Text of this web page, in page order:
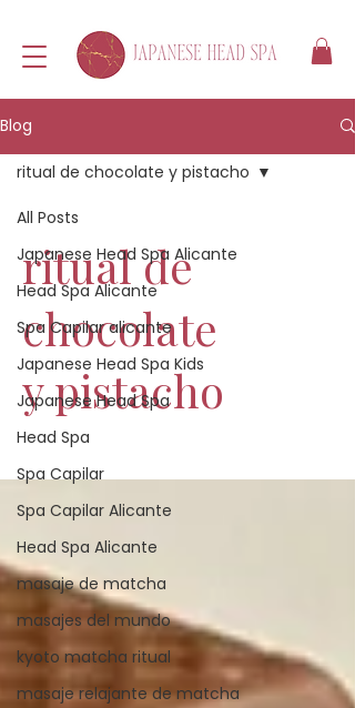
Blog
All Posts
Japanese Head Spa Alicante
Head Spa Alicante
Spa Capilar alicante
Japanese Head Spa Kids
Japanese Head Spa
Head Spa
Spa Capilar
Spa Capilar Alicante
Head Spa Alicante
masaje de matcha
masajes del mundo
kyoto matcha ritual
masaje relajante de matcha
ritual de chocolate y pistacho
ritual de
chocolate
y pistacho